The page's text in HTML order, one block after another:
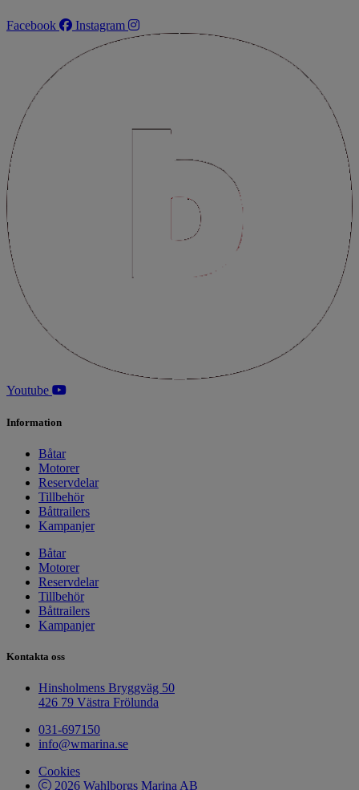
Facebook Instagram
Youtube
Information
Båtar
Motorer
Reservdelar
Tillbehör
Båttrailers
Kampanjer
Båtar
Motorer
Reservdelar
Tillbehör
Båttrailers
Kampanjer
Kontakta oss
Hinsholmens Bryggväg 50
426 79 Västra Frölunda
031-697150
info@wmarina.se
Cookies
2026 Wahlborgs Marina AB